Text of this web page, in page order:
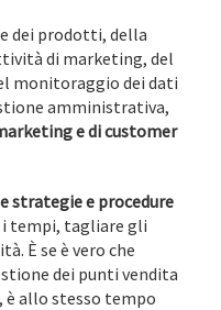
dei prodotti, della
di marketing, del
monitoraggio dei dati
amministrativa,
e di customer
strategie e procedure
i tempi, tagliare gli
È se è vero che
dei punti vendita
è allo stesso tempo